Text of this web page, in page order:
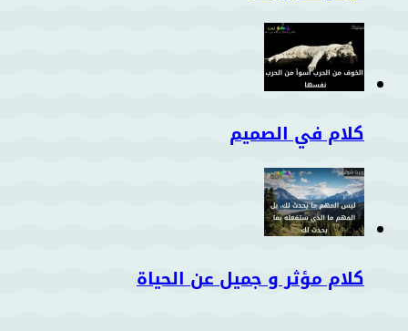
كلام في الصميم
كلام مؤثر و جميل عن الحياة